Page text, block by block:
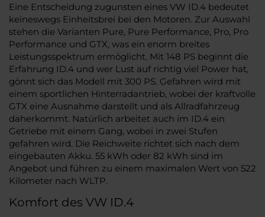
Eine Entscheidung zugunsten eines VW ID.4 bedeutet
keineswegs Einheitsbrei bei den Motoren. Zur Auswahl
stehen die Varianten Pure, Pure Performance, Pro, Pro
Performance und GTX, was ein enorm breites
Leistungsspektrum ermöglicht. Mit 148 PS beginnt die
Erfahrung ID.4 und wer Lust auf richtig viel Power hat,
gönnt sich das Modell mit 300 PS. Gefahren wird mit
einem sportlichen Hinterradantrieb, wobei der kraftvolle
GTX eine Ausnahme darstellt und als Allradfahrzeug
daherkommt. Natürlich arbeitet auch im ID.4 ein
Getriebe mit einem Gang, wobei in zwei Stufen
gefahren wird. Die Reichweite richtet sich nach dem
eingebauten Akku. 55 kWh oder 82 kWh sind im
Angebot und führen zu einem maximalen Wert von 522
Kilometer nach WLTP.
Komfort des VW ID.4